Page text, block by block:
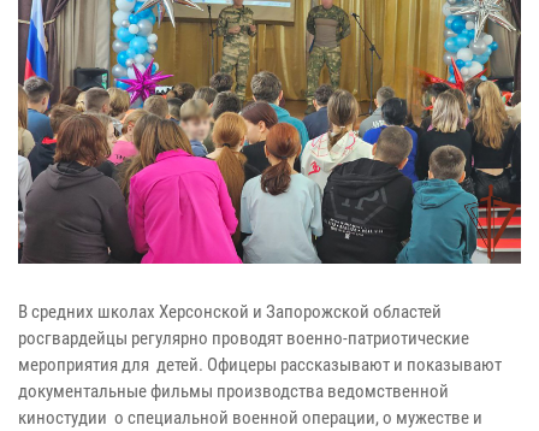
В средних школах Херсонской и Запорожской областей
росгвардейцы регулярно проводят военно-патриотические
мероприятия для детей. Офицеры рассказывают и показывают
документальные фильмы производства ведомственной
киностудии о специальной военной операции, о мужестве и